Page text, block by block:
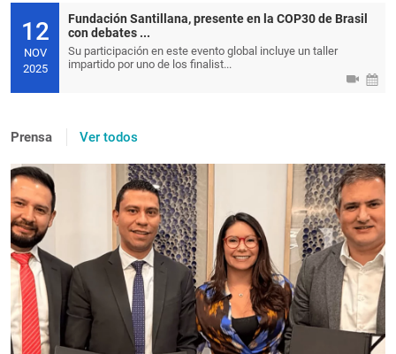
12
NOV
2025
Fundación Santillana, presente en la COP30 de Brasil
con debates ...
Su participación en este evento global incluye un taller
impartido por uno de los finalist...
Prensa Ver todos